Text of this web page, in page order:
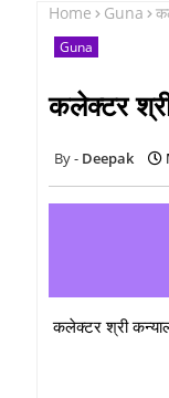
Home Guna
Guna
कलेक्टर
Deepak
कलेक्टर श्री